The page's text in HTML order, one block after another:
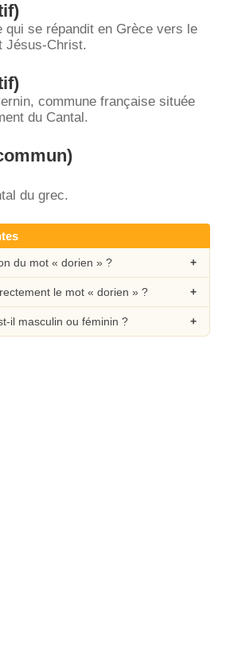
qui se répandit en Grèce vers le
Jésus-Christ.
commune française située
du Cantal.
du grec.
du mot « dorien » ?
le mot « dorien » ?
il masculin ou féminin ?